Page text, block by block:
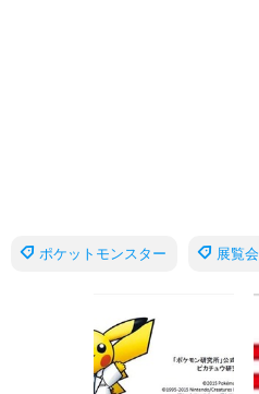
ポケットモンスター 展覧会